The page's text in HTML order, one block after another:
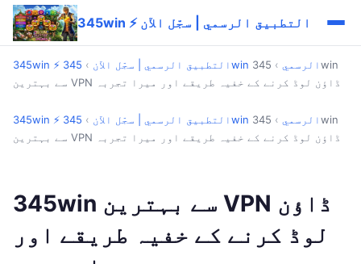
345win ⚡ التطبيق الرسمي | سجّل الآن
345win ⚡ التطبيق الرسمي | سجّل الآن › 345win الرسمي ›
345win
سے بہترین VPN ڈاؤن لوڈ کرنے کے خفیہ طریقے اور میرا تجربہ
345win ⚡ التطبيق الرسمي | سجّل الآن › 345win الرسمي ›
345win
سے بہترین VPN ڈاؤن لوڈ کرنے کے خفیہ طریقے اور میرا تجربہ
345win سے بہترین VPN ڈاؤن
لوڈ کرنے کے خفیہ طریقے اور